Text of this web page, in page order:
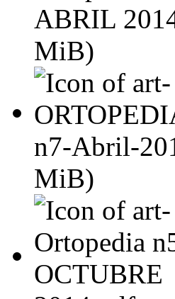
MiB)
MiB)